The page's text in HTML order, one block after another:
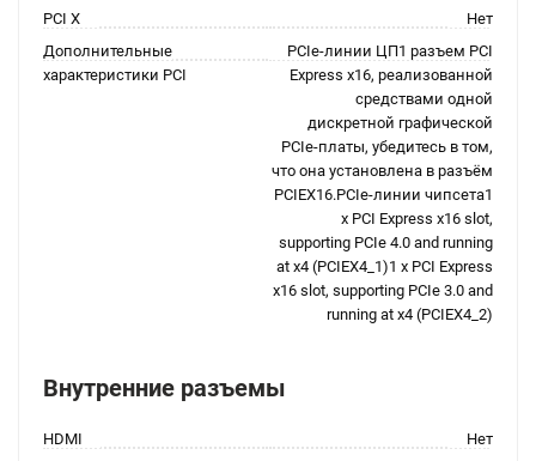
PCI X
Нет
Дополнительные
характеристики PCI
PCIe-линии ЦП1 разъем PCI
Express x16, реализованной
средствами одной
дискретной графической
PCIe-платы, убедитесь в том,
что она установлена в разъём
PCIEX16.PCIe-линии чипсета1
x PCI Express x16 slot,
supporting PCIe 4.0 and running
at x4 (PCIEX4_1)1 x PCI Express
x16 slot, supporting PCIe 3.0 and
running at x4 (PCIEX4_2)
Внутренние разъемы
HDMI
Нет